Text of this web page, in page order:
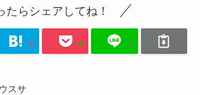
たらシェアしてね！
スサ